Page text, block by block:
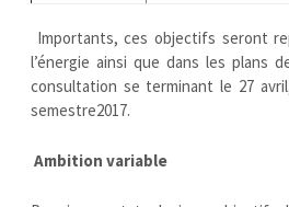
Importants, ces objectifs seront
l’énergie ainsi que dans les plans
consultation se terminant le 27
semestre2017.
Ambition variable